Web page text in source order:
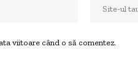
viitoare când o să comentez.